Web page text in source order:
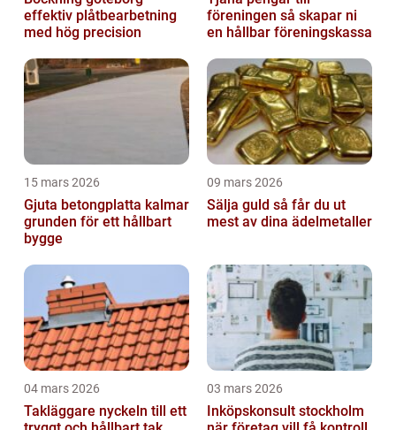
effektiv plåtbearbetning
med hög precision
föreningen så skapar ni
en hållbar föreningskassa
15 mars 2026
Gjuta betongplatta kalmar
grunden för ett hållbart
bygge
09 mars 2026
Sälja guld så får du ut
mest av dina ädelmetaller
04 mars 2026
Takläggare nyckeln till ett
03 mars 2026
Inköpskonsult stockholm